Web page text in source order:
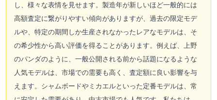
し、様々な表情を見せます。製造年が新しいほど一般的には
高額査定に繋がりやすい傾向がありますが、過去の限定モデ
ルや、特定の期間しか生産されなかったレアなモデルは、そ
の希少性から高い評価を得ることがあります。例えば、上野
のパンダのように、一般公開される前から話題になるような
人気モデルは、市場での需要も高く、査定額に良い影響を与
えます。シャムボードやミカエルといった定番モデルは、常